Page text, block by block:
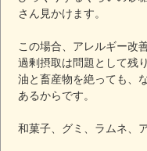
さん見かけます。
この場合、アレルギー改
過剰摂取は問題として残
油と畜産物を絶っても、
あるからです。
和菓子、グミ、ラムネ、